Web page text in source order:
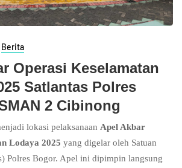
Berita
Operasi Keselamatan
Satlantas Polres
2 Cibinong
lokasi pelaksanaan Apel Akbar
Lodaya 2025 yang digelar oleh Satuan
Polres Bogor. Apel ini dipimpin langsung